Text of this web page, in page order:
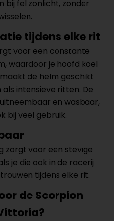
bij fel zonlicht, zonder
tijdens elke rit
voor een constante
waardoor je hoofd koel
de helm geschikt
intensieve ritten. De
en wasbaar,
bij veel gebruik.
zorgt voor een stevige
je die ook in de racerij
tijdens elke rit.
de Scorpion